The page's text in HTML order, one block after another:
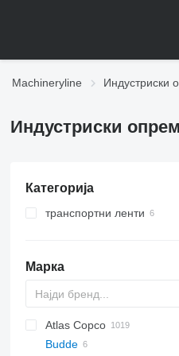
Machineryline Индустриски
Индустриски
Категорија
транспортни ленти
земјоделски
подвижни ленти за
Марка
PDS
APD
AB
Ensis
Pega
VZ
AG3
Atlas Copco
DrillAir
QAS
PDP
E-series
B-series
BM
GFS
VT
Rover
533
Airpure
Budde